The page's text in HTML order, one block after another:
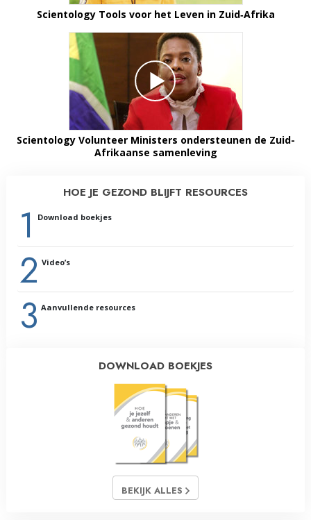
Scientology Tools voor het Leven in Zuid‑Afrika
Scientology Volunteer Ministers ondersteunen de Zuid-
Afrikaanse samenleving
HOE JE GEZOND BLIJFT RESOURCES
1 Download boekjes
2 Video’s
3 Aanvullende resources
DOWNLOAD BOEKJES
BEKIJK ALLES